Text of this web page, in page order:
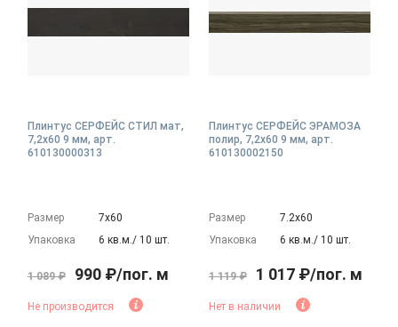
Плинтус СЕРФЕЙС СТИЛ мат,
7,2x60 9 мм, арт.
610130000313
Размер
7х60
Упаковка
6 кв.м./ 10 шт.
1 089 ₽ 990 ₽/пог. м
Не производится
Плинтус СЕРФЕЙС ЭРАМОЗА
полир, 7,2x60 9 мм, арт.
610130002150
Размер
7.2х60
Упаковка
6 кв.м./ 10 шт.
1 119 ₽ 1 017 ₽/пог. м
Нет в наличии